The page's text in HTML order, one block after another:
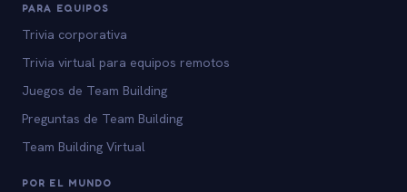
PARA EQUIPOS
Trivia corporativa
Trivia virtual para equipos remotos
Juegos de Team Building
Preguntas de Team Building
Team Building Virtual
POR EL MUNDO